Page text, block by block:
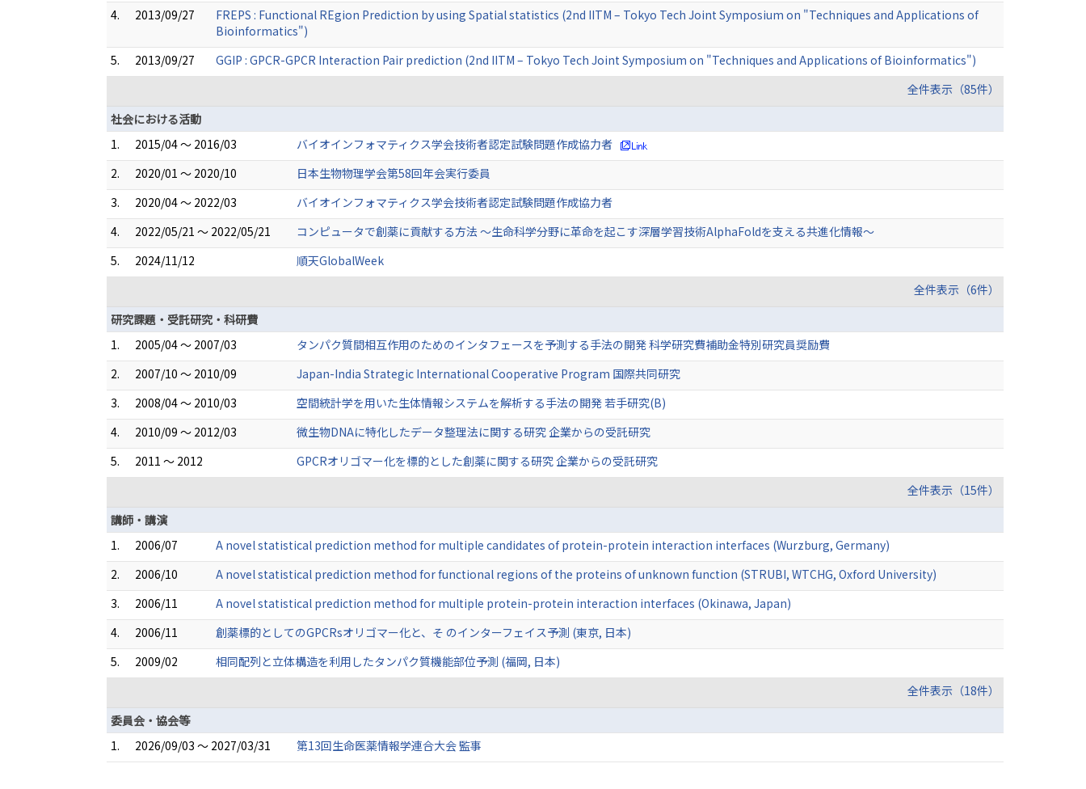
4.
2013/09/27
FREPS : Functional REgion Prediction by using Spatial statistics (2nd IITM – Tokyo Tech Joint Symposium on "Techniques and Applications of
Bioinformatics")
5.
2013/09/27
GGIP : GPCR-GPCR Interaction Pair prediction (2nd IITM – Tokyo Tech Joint Symposium on "Techniques and Applications of Bioinformatics")
全件表示（85件）
社会における活動
1.
2015/04 ～ 2016/03
バイオインフォマティクス学会技術者認定試験問題作成協力者
2.
2020/01 ～ 2020/10
日本生物物理学会第58回年会実行委員
3.
2020/04 ～ 2022/03
バイオインフォマティクス学会技術者認定試験問題作成協力者
4.
2022/05/21 ～ 2022/05/21
コンピュータで創薬に貢献する方法 〜生命科学分野に革命を起こす深層学習技術AlphaFoldを支える共進化情報〜
5.
2024/11/12
順天GlobalWeek
全件表示（6件）
研究課題・受託研究・科研費
1.
2005/04 ～ 2007/03
タンパク質間相互作用のためのインタフェースを予測する手法の開発 科学研究費補助金特別研究員奨励費
2.
2007/10 ～ 2010/09
Japan-India Strategic International Cooperative Program 国際共同研究
3.
2008/04 ～ 2010/03
空間統計学を用いた生体情報システムを解析する手法の開発 若手研究(B)
4.
2010/09 ～ 2012/03
微生物DNAに特化したデータ整理法に関する研究 企業からの受託研究
5.
2011 ～ 2012
GPCRオリゴマー化を標的とした創薬に関する研究 企業からの受託研究
全件表示（15件）
講師・講演
1.
2006/07
A novel statistical prediction method for multiple candidates of protein-protein interaction interfaces (Wurzburg, Germany)
2.
2006/10
A novel statistical prediction method for functional regions of the proteins of unknown function (STRUBI, WTCHG, Oxford University)
3.
2006/11
A novel statistical prediction method for multiple protein-protein interaction interfaces (Okinawa, Japan)
4.
2006/11
創薬標的としてのGPCRsオリゴマー化と、そ のインターフェイス予測 (東京, 日本)
5.
2009/02
相同配列と立体構造を利用したタンパク質機能部位予測 (福岡, 日本)
全件表示（18件）
委員会・協会等
1.
2026/09/03 ～ 2027/03/31 第13回生命医薬情報学連合大会 監事